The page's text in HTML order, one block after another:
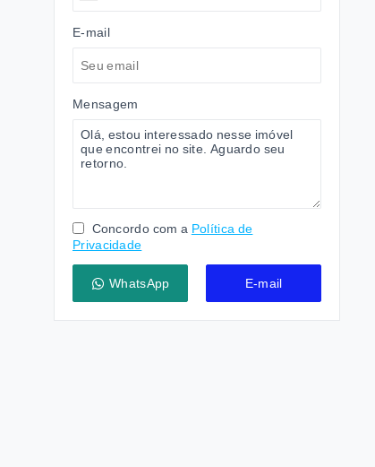
E-mail
Mensagem
Concordo com a Política de
Privacidade
WhatsApp E-mail